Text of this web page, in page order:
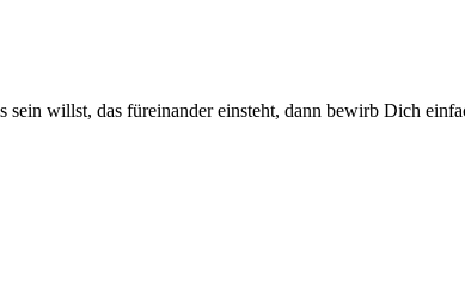
willst, das füreinander einsteht, dann bewirb Dich